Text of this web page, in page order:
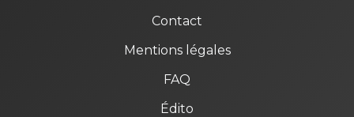
Contact
Mentions légales
FAQ
Édito